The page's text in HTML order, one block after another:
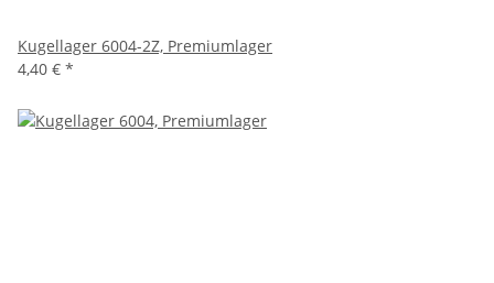
Kugellager 6004-2Z, Premiumlager
4,40 € *